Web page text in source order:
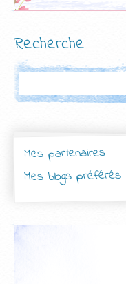
Recherche
Mes partenaires
Mes blogs préférés